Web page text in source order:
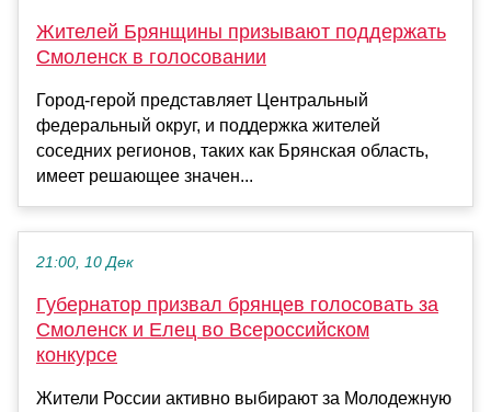
Жителей Брянщины призывают поддержать
Смоленск в голосовании
Город-герой представляет Центральный
федеральный округ, и поддержка жителей
соседних регионов, таких как Брянская область,
имеет решающее значен...
21:00, 10 Дек
Губернатор призвал брянцев голосовать за
Смоленск и Елец во Всероссийском
конкурсе
Жители России активно выбирают за Молодежную